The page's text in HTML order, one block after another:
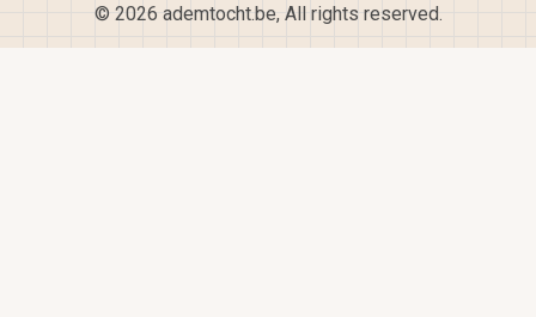
© 2026 ademtocht.be, All rights reserved.